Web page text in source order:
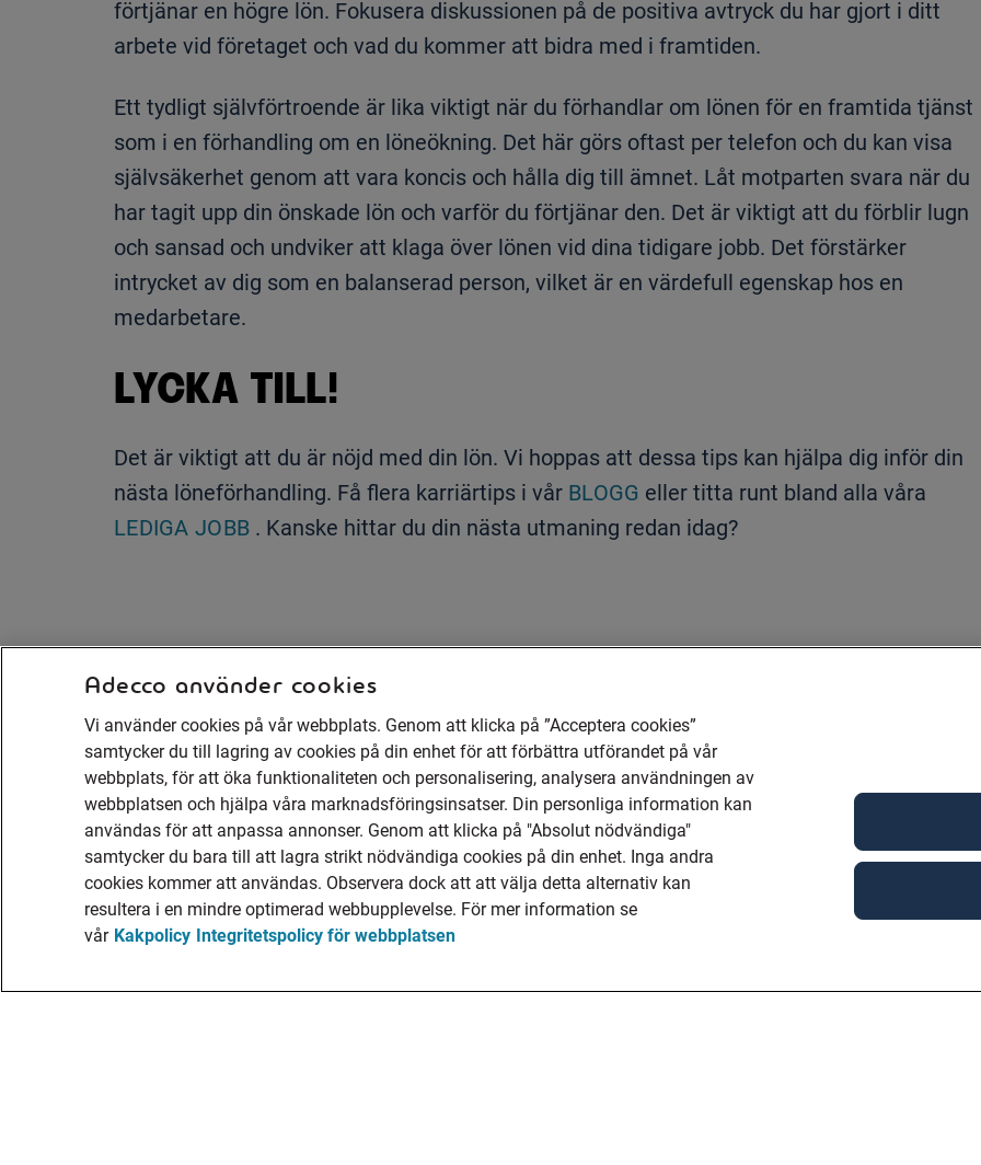
förtjänar en högre lön. Fokusera diskussionen på de positiva avtryck du har gjort i ditt
arbete vid företaget och vad du kommer att bidra med i framtiden.
Ett tydligt självförtroende är lika viktigt när du förhandlar om lönen för en framtida tjänst
som i en förhandling om en löneökning. Det här görs oftast per telefon och du kan visa
självsäkerhet genom att vara koncis och hålla dig till ämnet. Låt motparten svara när du
har tagit upp din önskade lön och varför du förtjänar den. Det är viktigt att du förblir lugn
och sansad och undviker att klaga över lönen vid dina tidigare jobb. Det förstärker
intrycket av dig som en balanserad person, vilket är en värdefull egenskap hos en
medarbetare.
LYCKA TILL!
Det är viktigt att du är nöjd med din lön. Vi hoppas att dessa tips kan hjälpa dig inför din
nästa löneförhandling. Få flera karriärtips i vår BLOGG eller titta runt bland alla våra
LEDIGA JOBB . Kanske hittar du din nästa utmaning redan idag?
Adecco använder cookies
Vi använder cookies på vår webbplats. Genom att klicka på ”Acceptera cookies”
samtycker du till lagring av cookies på din enhet för att förbättra utförandet på vår
webbplats, för att öka funktionaliteten och personalisering, analysera användningen av
webbplatsen och hjälpa våra marknadsföringsinsatser. Din personliga information kan
användas för att anpassa annonser. Genom att klicka på "Absolut nödvändiga"
samtycker du bara till att lagra strikt nödvändiga cookies på din enhet. Inga andra
cookies kommer att användas. Observera dock att att välja detta alternativ kan
resultera i en mindre optimerad webbupplevelse. För mer information se
vår Kakpolicy Integritetspolicy för webbplatsen